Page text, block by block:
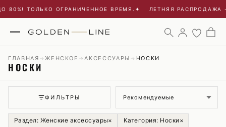
ТОЛЬКО ОГРАНИЧЕННОЕ ВРЕМЯ. ✦ ЛЕТНЯЯ РАСПРОДАЖА -
ГЛАВНАЯ →ЖЕНСКОЕ → АКСЕССУАРЫ → НОСКИ
НОСКИ
ФИЛЬТРЫ
Раздел: Женские аксессуары× Категория: Носки×